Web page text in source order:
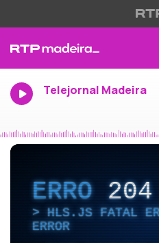
Telejornal Madeira
ERRO204
HLS.JS FATAL
ERROR